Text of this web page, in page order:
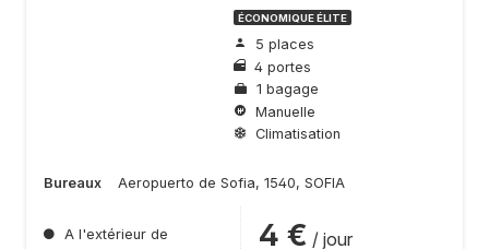
ÉCONOMIQUE ÉLITE
5 places
4 portes
1 bagage
Manuelle
Climatisation
Bureaux Aeropuerto de Sofia, 1540, SOFIA
● A l'extérieur de
4 € / jour